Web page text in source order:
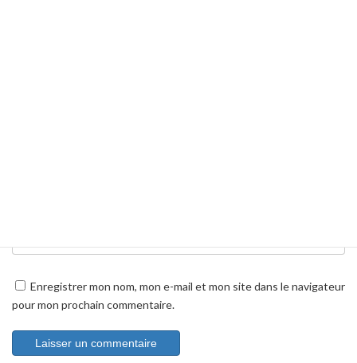
Enregistrer mon nom, mon e-mail et mon site dans le navigateur
pour mon prochain commentaire.